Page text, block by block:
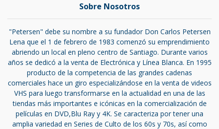
Sobre Nosotros
"Petersen" debe su nombre a su fundador Don Carlos Petersen
Lena que el 1 de febrero de 1983 comenzó su emprendimiento
abriendo un local en pleno centro de Santiago. Durante varios
años se dedicó a la venta de Electrónica y Línea Blanca. En 1995
producto de la competencia de las grandes cadenas
comerciales hace un giro especializándose en la venta de videos
VHS para luego transformarse en la actualidad en una de las
tiendas más importantes e icónicas en la comercialización de
películas en DVD,Blu Ray y 4K. Se caracteriza por tener una
amplia variedad en Series de Culto de los 60s y 70s, así como